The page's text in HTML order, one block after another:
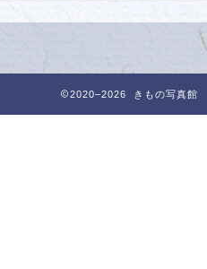
2020–2026 きもの写真館